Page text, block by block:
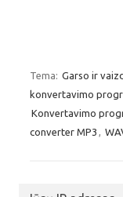
Tema: Garso ir
konvertavimo
Konvertavimo
converter MP3